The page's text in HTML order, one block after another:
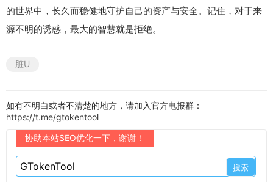
的世界中，长久而稳健地守护自己的资产与安全。记住，对于来
源不明的诱惑，最大的智慧就是拒绝。
脏U
如有不明白或者不清楚的地方，请加入官方电报群：
https://t.me/gtokentool
协助本站SEO优化一下，谢谢！